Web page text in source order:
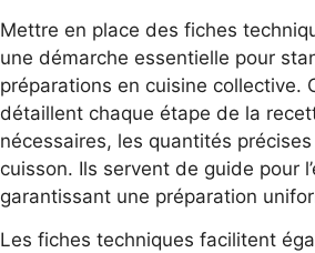
Mettre en place des fiches
une démarche essentielle pour
préparations en cuisine collective.
détaillent chaque étape de la
nécessaires, les quantités
cuisson. Ils servent de guide pour
garantissant une préparation
Les fiches techniques facilitent